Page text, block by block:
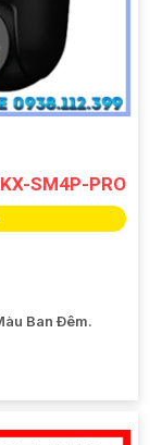
SM4P-PRO
Ban Ðêm.